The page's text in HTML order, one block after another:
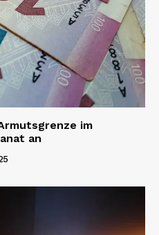
im
an